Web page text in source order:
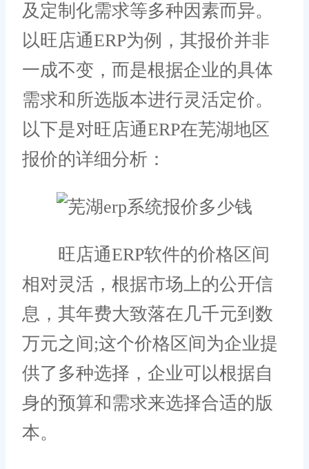
及定制化需求等多种因素而异。
以旺店通ERP为例，其报价并非
一成不变，而是根据企业的具体
需求和所选版本进行灵活定价。
以下是对旺店通ERP在芜湖地区
报价的详细分析：
旺店通ERP软件的价格区间
相对灵活，根据市场上的公开信
息，其年费大致落在几千元到数
万元之间;这个价格区间为企业提
供了多种选择，企业可以根据自
身的预算和需求来选择合适的版
本。